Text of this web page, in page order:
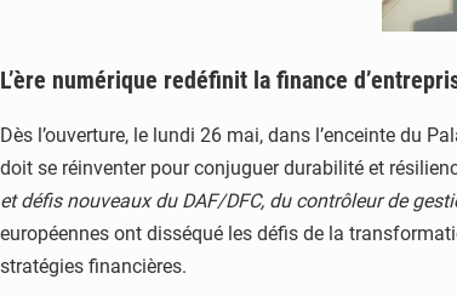
L’ère numérique redéfinit la finance
Dès l’ouverture, le lundi 26 mai, dans l’enceinte du
doit se réinventer pour conjuguer durabilité et
et défis nouveaux du DAF/DFC, du contrôleur de
européennes ont disséqué les défis de la
stratégies financières.